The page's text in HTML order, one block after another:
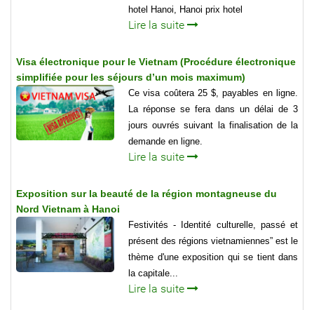
hotel Hanoi, Hanoi prix hotel
Lire la suite
Visa électronique pour le Vietnam (Procédure électronique
simplifiée pour les séjours d’un mois maximum)
Ce visa coûtera 25 $, payables en ligne.
La réponse se fera dans un délai de 3
jours ouvrés suivant la finalisation de la
demande en ligne.
Lire la suite
Exposition sur la beauté de la région montagneuse du
Nord Vietnam à Hanoi
Festivités - Identité culturelle, passé et
présent des régions vietnamiennes” est le
thème d'une exposition qui se tient dans
la capitale...
Lire la suite